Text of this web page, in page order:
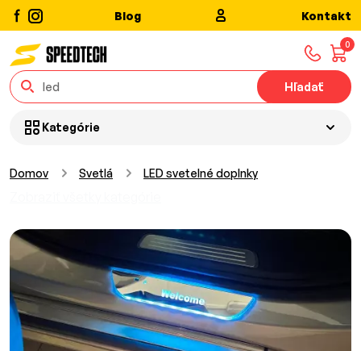
Blog Kontakt
0
Hľadať
Kategórie
Domov Svetlá LED svetelné doplnky